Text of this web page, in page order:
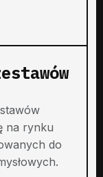
na rynku
do